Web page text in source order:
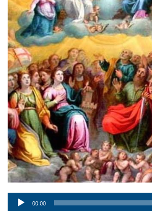
Audio
00:00